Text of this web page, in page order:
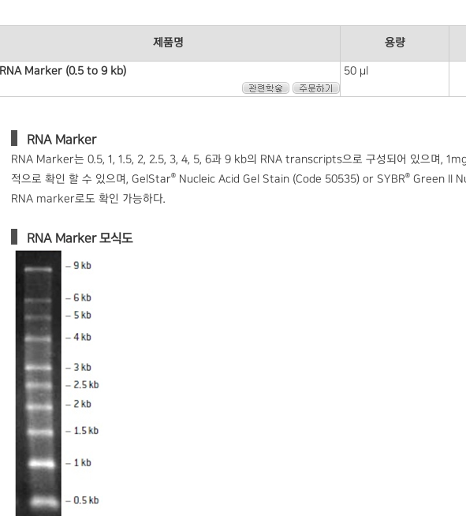
제품명 용량
RNA Marker (0.5 to 9 kb) 50 μl
RNA Marker
RNA Marker는 0.5, 1, 1.5, 2, 2.5, 3, 4, 5, 6과 9 kb의 RNA transcripts으로 구성되어 있으며,
적으로 확인 할 수 있으며, GelStar® Nucleic Acid Gel Stain (Code 50535) or SYBR® Green II
RNA marker로도 확인 가능하다.
RNA Marker 모식도